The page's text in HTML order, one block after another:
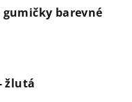
gumičky barevné
žlutá